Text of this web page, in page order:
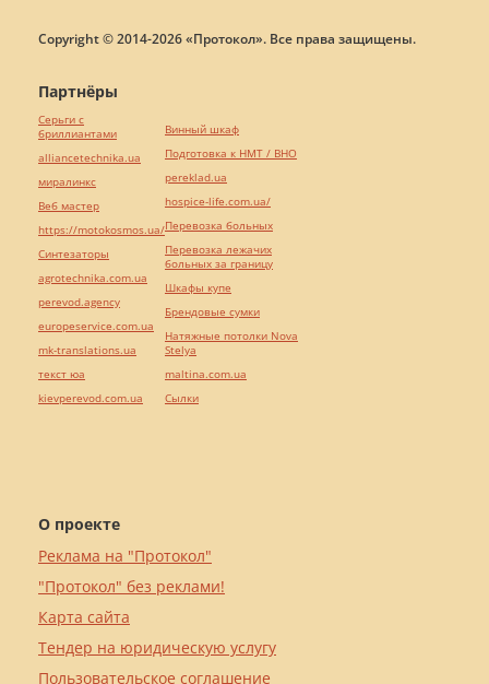
Copyright © 2014-2026 «Протокол». Все права защищены.
О проекте
Реклама на "Протокол"
"Протокол" без реклами!
Карта сайта
Тендер на юридическую услугу
Пользовательское соглашение
Партнёры
Серьги с
бриллиантами
alliancetechnika.ua
миралинкс
Веб мастер
https://motokosmos.ua/
Синтезаторы
agrotechnika.com.ua
perevod.agency
europeservice.com.ua
mk-translations.ua
текст юа
kievperevod.com.ua
Винный шкаф
Подготовка к НМТ / ВНО
pereklad.ua
hospice-life.com.ua/
Перевозка больных
Перевозка лежачих
больных за границу
Шкафы купе
Брендовые сумки
Натяжные потолки Nova
Stelya
maltina.com.ua
Cылки